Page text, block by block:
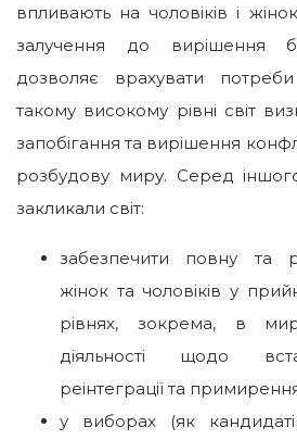
впливають на чоловіків і
залучення до вирішення
дозволяє врахувати
такому високому рівні світ
запобігання та вирішення
розбудову миру. Серед
закликали світ:
забезпечити повну та
жінок та чоловіків у
рівнях, зокрема, в
діяльності щодо
реінтеграції та
у виборах (як